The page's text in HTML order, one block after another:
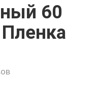
60